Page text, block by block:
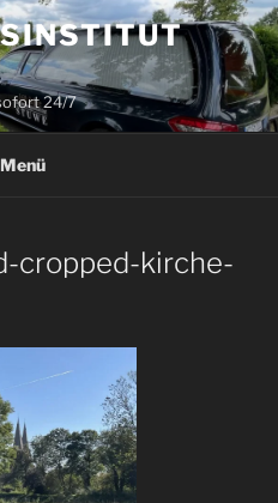
24/7
Menü
cropped-kirche-